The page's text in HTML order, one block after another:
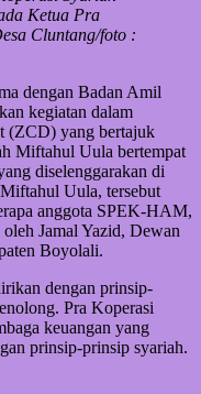
Ketua Pra
Cluntang/foto :
dengan Badan Amil
kegiatan dalam
(ZCD) yang bertajuk
Miftahul Uula bertempat
diselenggarakan di
Uula, tersebut
anggota SPEK-HAM,
Jamal Yazid, Dewan
Boyolali.
dengan prinsip-
Pra Koperasi
keuangan yang
prinsip-prinsip syariah.